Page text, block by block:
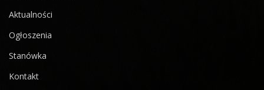
Aktualności
Ogłoszenia
Stanówka
Kontakt